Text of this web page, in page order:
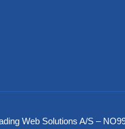
Web Solutions A/S –